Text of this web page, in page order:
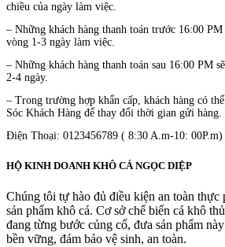
chiều của ngày làm việc.
– Những khách hàng thanh toán trước 16:00
vòng 1-3 ngày làm việc.
– Những khách hàng thanh toán sau 16:00 PM
2-4 ngày.
– Trong trường hợp khẩn cấp, khách hàng có
Sóc Khách Hàng để thay đổi thời gian gửi hàng.
Điện Thoại: 0123456789 ( 8:30 A.m-10: 00P.m)
HỘ KINH DOANH KHÔ CÁ NGỌC DIỆP
Chúng tôi tự hào đủ điều kiện an toàn thực
sản phẩm khô cá. Cơ sở chế biến cá khô
đang từng bước củng cố, đưa sản phẩm
bền vững, đảm bảo vệ sinh, an toàn.